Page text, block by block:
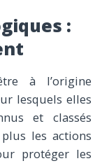
:
à l’origine
lesquels elles
et classés
les actions
protéger les